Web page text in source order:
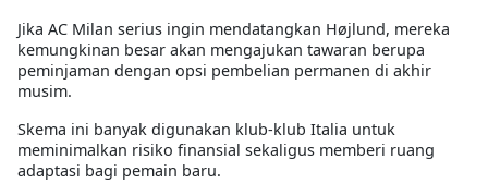
Jika AC Milan serius ingin mendatangkan Højlund, mereka
kemungkinan besar akan mengajukan tawaran berupa
peminjaman dengan opsi pembelian permanen di akhir
musim.
Skema ini banyak digunakan klub-klub Italia untuk
meminimalkan risiko finansial sekaligus memberi ruang
adaptasi bagi pemain baru.